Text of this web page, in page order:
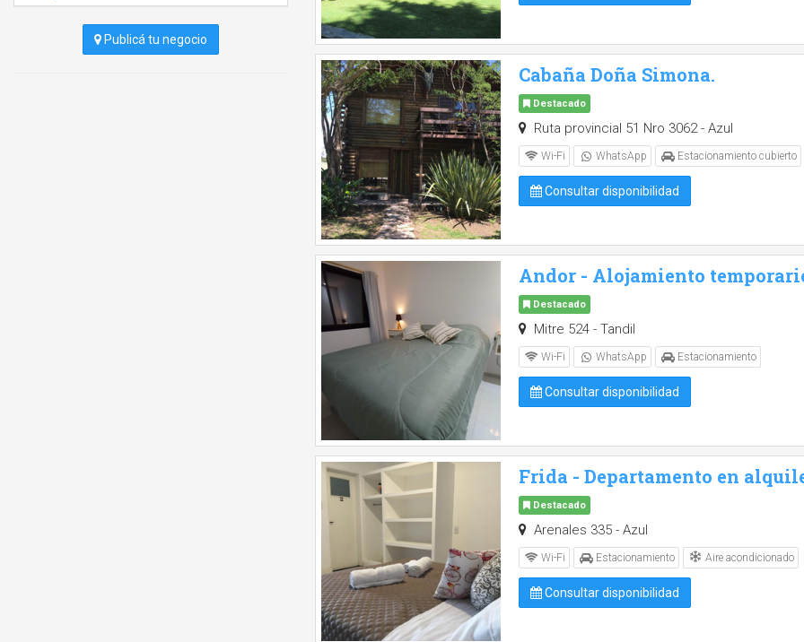
Publicá tu negocio
Cabaña Doña Simona.
Destacado
Ruta provincial 51 Nro 3062 - Azul
Wi-Fi WhatsApp Estacionamiento cubierto
Consultar disponibilidad
Andor - Alojamiento
Destacado
Mitre 524 - Tandil
Wi-Fi WhatsApp Estacionamiento
Consultar disponibilidad
Frida - Departamento en
Destacado
Arenales 335 - Azul
Wi-Fi Estacionamiento Aire acondicionado
Consultar disponibilidad